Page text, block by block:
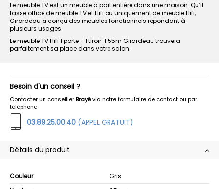
Le meuble TV est un meuble à part entière dans une maison. Qu’il
fasse office de meuble TV et Hifi ou uniquement de meuble Hifi,
Girardeau a conçu des meubles fonctionnels répondant à
plusieurs usages.
Le meuble TV Hifi 1 porte - 1 tiroir 1.55m Girardeau trouvera
parfaitement sa place dans votre salon.
Besoin d'un conseil ?
Contacter un conseillerBrayévia notreformulaire de contact ou par
téléphone
03.89.25.00.40 (APPEL GRATUIT)
Détails du produit
Couleur
Gris